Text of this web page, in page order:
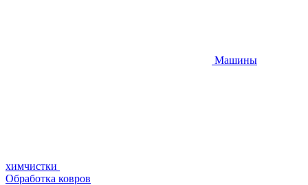
Машины
химчистки
Обработка ковров